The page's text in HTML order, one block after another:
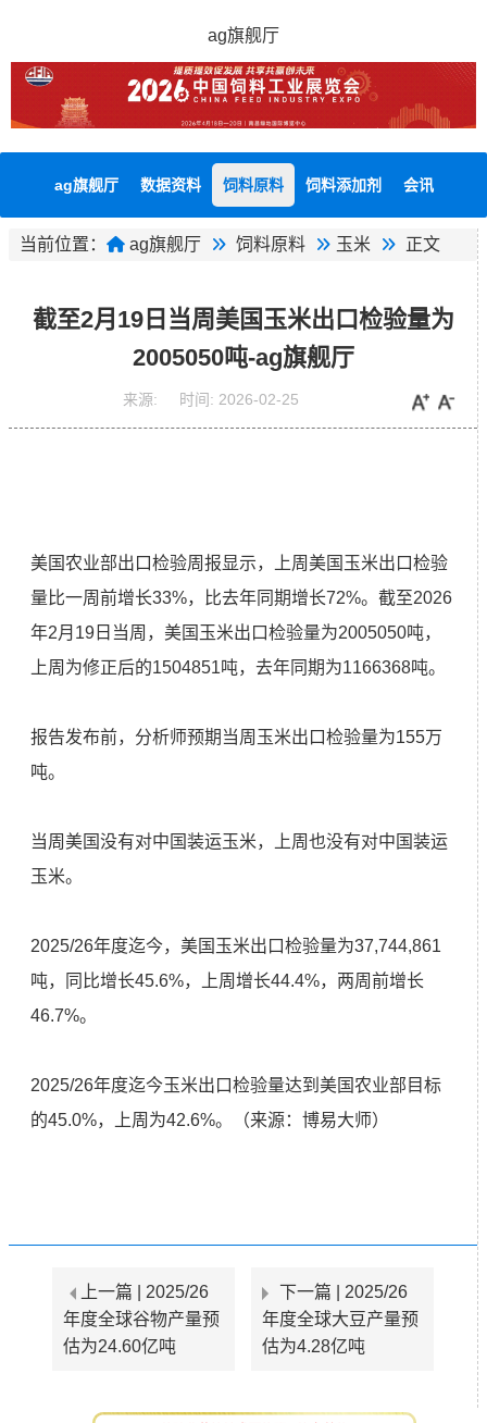
ag旗舰厅
ag旗舰厅 数据资料 饲料原料 饲料添加剂 会讯
当前位置： ag旗舰厅 饲料原料 玉米 正文
截至2月19日当周美国玉米出口检验量为
2005050吨-ag旗舰厅
来源: 时间: 2026-02-25
美国农业部出口检验周报显示，上周美国玉米出口检验
量比一周前增长33%，比去年同期增长72%。截至2026
年2月19日当周，美国玉米出口检验量为2005050吨，
上周为修正后的1504851吨，去年同期为1166368吨。
报告发布前，分析师预期当周玉米出口检验量为155万
吨。
当周美国没有对中国装运玉米，上周也没有对中国装运
玉米。
2025/26年度迄今，美国玉米出口检验量为37,744,861
吨，同比增长45.6%，上周增长44.4%，两周前增长
46.7%。
2025/26年度迄今玉米出口检验量达到美国农业部目标
的45.0%，上周为42.6%。（来源：博易大师）
上一篇 | 2025/26
年度全球谷物产量预
估为24.60亿吨
下一篇 | 2025/26
年度全球大豆产量预
估为4.28亿吨